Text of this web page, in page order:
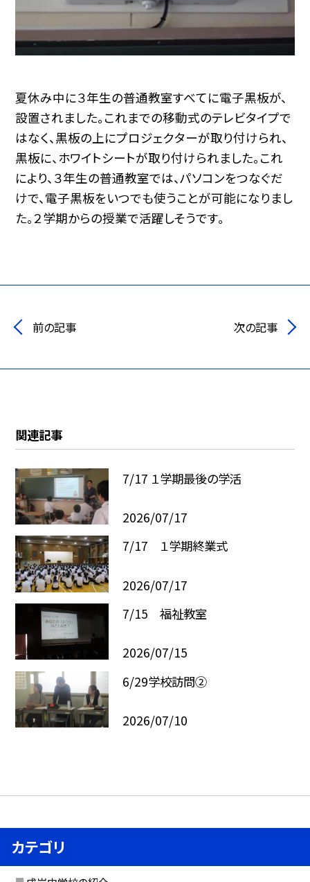
夏休み中に３年生の普通教室すべてに電子黒板が、
設置されました。これまでの移動式のテレビタイプで
はなく、黒板の上にプロジェクターが取り付けられ、
黒板に、ホワイトシートが取り付けられました。これ
により、３年生の普通教室では、パソコンをつなぐだ
けで、電子黒板をいつでも使うことが可能になりまし
た。２学期からの授業で活躍しそうです。
前の記事 次の記事
関連記事
7/17 １学期最後の学活
2026/07/17
7/17 １学期終業式
2026/07/17
7/15 福祉教室
2026/07/15
6/29学校訪問②
2026/07/10
カテゴリ